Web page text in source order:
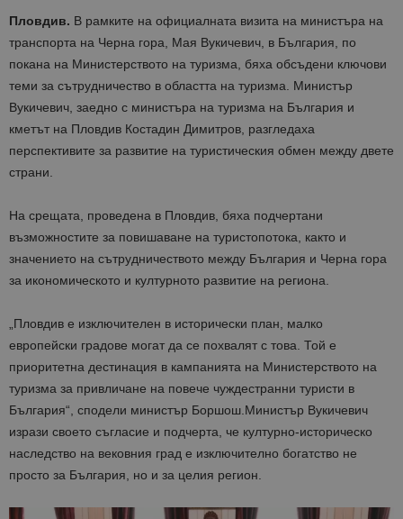
Пловдив. В рамките на официалната визита на министъра на
транспорта на Черна гора, Мая Вукичевич , в България, по
покана на Министерството на туризма, бяха обсъдени ключови
теми за сътрудничество в областта на туризма. Министър
Вукичевич , заедно с министъра на туризма на България и
кметът на Пловдив Костадин Димитров, разгледаха
перспективите за развитие на туристическия обмен между двете
страни.
На срещата, проведена в Пловдив, бяха подчертани
възможностите за повишаване на туристопотока, както и
значението на сътрудничеството между България и Черна гора
за икономическото и културното развитие на региона.
Пловдив е изключителен в исторически план, малко
европейски градове могат да се похвалят с това. Той е
приоритетна дестинация в кампанията на Министерството на
туризма за привличане на повече чуждестранни туристи в
България“, сподели министър Боршош Министър Вукичевич
изрази своето съгласие и подчерта, че културно-историческо
наследство на вековния град е изключително богатство не
просто за България, но и за целия регион.